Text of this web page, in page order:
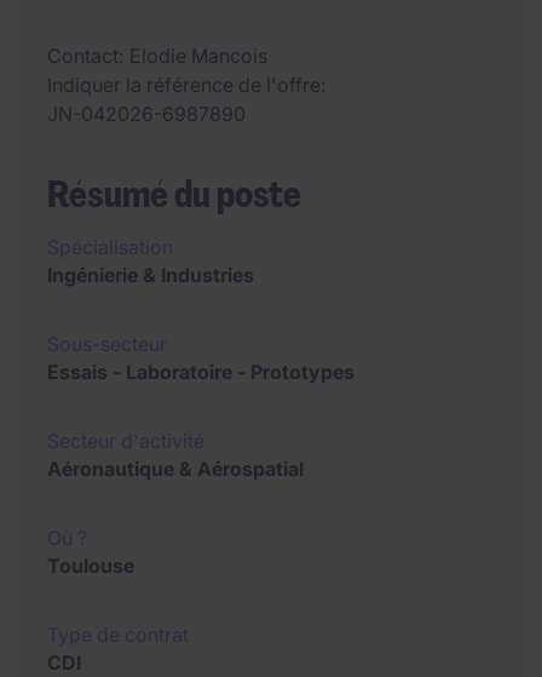
Contact Elodie Mancois
Indiquer la référence de l'offre
JN-042026-6987890
Résumé du poste
Ingénierie & Industries
Essais - Laboratoire - Prototypes
Aéronautique & Aérospatial
Toulouse
CDI